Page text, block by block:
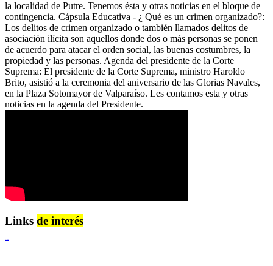
la localidad de Putre. Tenemos ésta y otras noticias en el bloque de
contingencia. Cápsula Educativa - ¿ Qué es un crimen organizado?:
Los delitos de crimen organizado o también llamados delitos de
asociación ilícita son aquellos donde dos o más personas se ponen
de acuerdo para atacar el orden social, las buenas costumbres, la
propiedad y las personas. Agenda del presidente de la Corte
Suprema: El presidente de la Corte Suprema, ministro Haroldo
Brito, asistió a la ceremonia del aniversario de las Glorias Navales,
en la Plaza Sotomayor de Valparaíso. Les contamos esta y otras
noticias en la agenda del Presidente.
Links de interés